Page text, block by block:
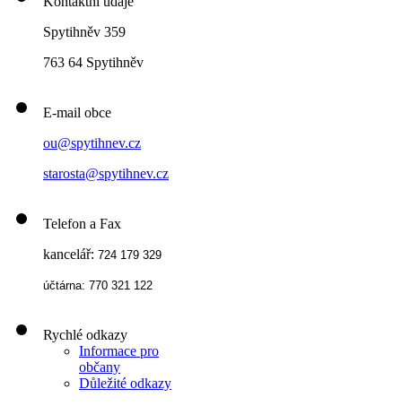
Spytihněv 359
763 64 Spytihněv
E-mail obce
ou@spytihnev.cz
starosta@spytihnev.cz
Telefon a Fax
kancelář: 724 179 329
účtárna: 770 321 122
Rychlé odkazy
Informace pro
občany
Důležité odkazy